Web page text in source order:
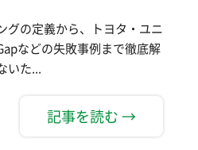
グの定義から、トヨタ・ユニ
などの失敗事例まで徹底解
いた...
記事を読む →